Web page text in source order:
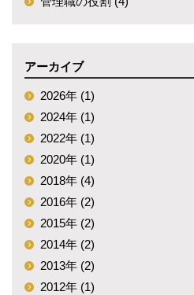
アーカイブ
2026年 (1)
2024年 (1)
2022年 (1)
2020年 (1)
2018年 (4)
2016年 (2)
2015年 (2)
2014年 (2)
2013年 (2)
2012年 (1)